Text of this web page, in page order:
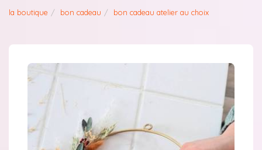
la boutique bon cadeau bon cadeau atelier au choix